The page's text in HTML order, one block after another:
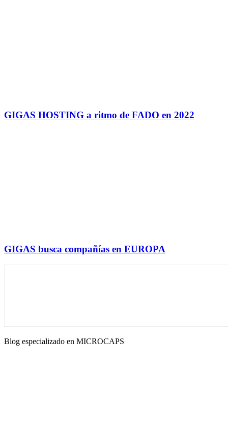
GIGAS HOSTING a ritmo de FADO en 2022
GIGAS busca compañías en EUROPA
Blog especializado en MICROCAPS